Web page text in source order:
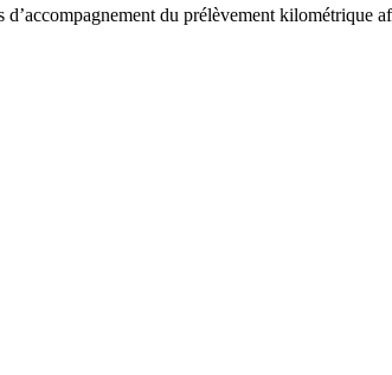
du prélèvement kilométrique